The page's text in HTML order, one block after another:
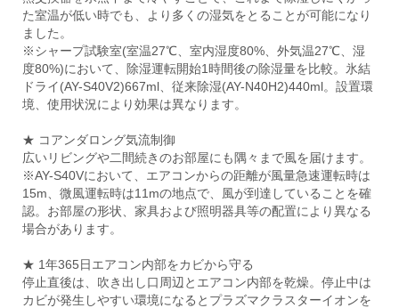
た室温が低い時でも、より多くの湿気をとることが可能になり
ました。
※シャープ試験室(室温27℃、室内湿度80%、外気温27℃、湿
度80%)において、除湿運転開始1時間後の除湿量を比較。氷結
ドライ(AY-S40V2)667ml、従来除湿(AY-N40H2)440ml。設置環
境、使用状況により効果は異なります。
★ コアンダロング気流制御
広いリビングや二間続きのお部屋にも隅々まで風を届けます。
※AY-S40Vにおいて、エアコンからの距離が風量急速運転時は
15m、微風運転時は11mの地点で、風が到達していることを確
認。お部屋の形状、家具および照明器具等の配置により異なる
場合があります。
★ 1年365日エアコン内部をカビから守る
停止直後は、吹き出し口周辺とエアコン内部を乾燥。停止中は
カビが発生しやすい環境になるとプラズマクラスターイオンを